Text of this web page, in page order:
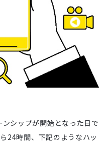
シップが開始となった日で
24時間、下記のようなハッ